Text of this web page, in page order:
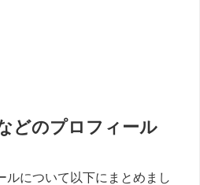
どのプロフィール
ルについて以下にまとめまし